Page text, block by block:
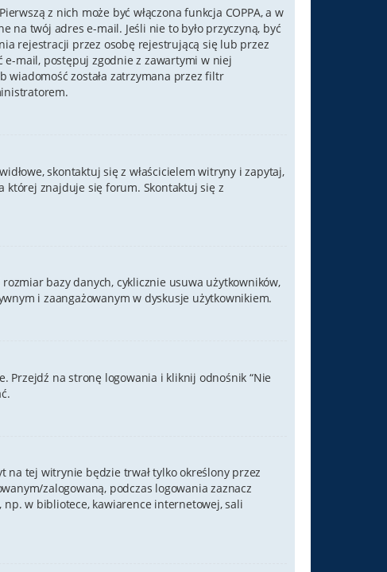
z nich może być włączona funkcja COPPA, a w
na twój adres e-mail. Jeśli nie to było przyczyną, być
rejestracji przez osobę rejestrującą się lub przez
e-mail, postępuj zgodnie z zawartymi w niej
wiadomość została zatrzymana przez filtr
skontaktuj się z właścicielem witryny i zapytaj,
której znajduje się forum. Skontaktuj się z
bazy danych, cyklicznie usuwa użytkowników,
i zaangażowanym w dyskusje użytkownikiem.
Przejdź na stronę logowania i kliknij odnośnik “Nie
tej witrynie będzie trwał tylko określony przez
zalogowaną, podczas logowania zaznacz
np. w bibliotece, kawiarence internetowej, sali